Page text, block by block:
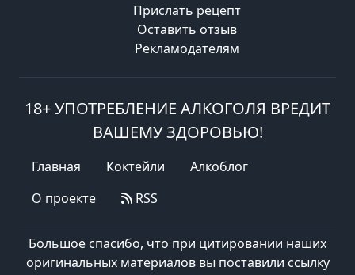
Прислать рецепт
Оставить отзыв
Рекламодателям
18+ УПОТРЕБЛЕНИЕ АЛКОГОЛЯ ВРЕДИТ
ВАШЕМУ ЗДОРОВЬЮ!
Главная Коктейли
Алкоблог
О проекте
RSS
Большое спасибо, что при цитировании наших
оригинальных материалов вы поставили ссылку